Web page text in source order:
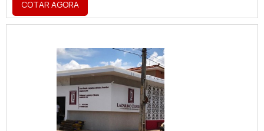
acrílico, ACM, aço inox, PVC expandido e
latão. Seu objetivo é atuar como uma forma
a identificação de uma marca e,
automaticamente, reconhecê-la
visualmente.demais qualidades e
informações sobre o produtoEsse tipo de
letreiro é imprescindível para segmentos
COTAR AGORA